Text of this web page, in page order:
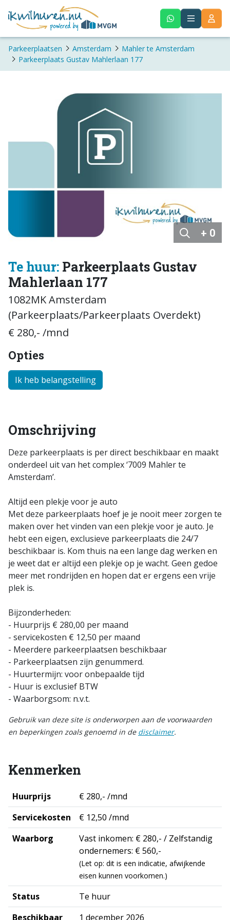
Parkeerplaatsen Amsterdam
Mahler te Amsterdam
Parkeerplaats Gustav Mahlerlaan 177
+ 0
Te huur: Parkeerplaats Gustav
Mahlerlaan 177
1082MK Amsterdam
(Parkeerplaats/Parkeerplaats Overdekt)
€ 280,- /mnd
Opties
Ik heb belangstelling
Omschrijving
Deze parkeerplaats is per direct beschikbaar en maakt
onderdeel uit van het complex ‘7009 Mahler te
Amsterdam’.
Altijd een plekje voor je auto
Met deze parkeerplaats hoef je je nooit meer zorgen te
maken over het vinden van een plekje voor je auto. Je
hebt een eigen, exclusieve parkeerplaats die 24/7
beschikbaar is. Kom thuis na een lange dag werken en
je weet dat er altijd een plekje op je wacht. Geen gedoe
meer met rondrijden en hopen dat er ergens een vrije
plek is.
Bijzonderheden:
- Huurprijs € 280,00 per maand
- servicekosten € 12,50 per maand
- Meerdere parkeerplaatsen beschikbaar
- Parkeerplaatsen zijn genummerd.
- Huurtermijn: voor onbepaalde tijd
- Huur is exclusief BTW
- Waarborgsom: n.v.t.
Gebruik van deze site is onderworpen aan de voorwaarden
en beperkingen zoals genoemd in de disclaimer.
Kenmerken
Huurprijs
€ 280,- /mnd
Servicekosten
€ 12,50 /mnd
Waarborg
Vast inkomen: € 280,- / Zelfstandig
ondernemers: € 560,-
(Let op: dit is een indicatie, afwijkende
eisen kunnen voorkomen.)
Status
Te huur
Beschikbaar
1 december 2026